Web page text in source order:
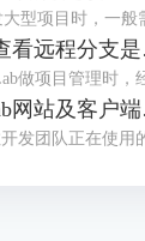
如何